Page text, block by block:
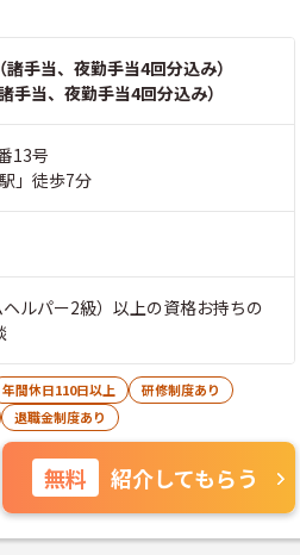
諸手当、夜勤手当4回分込み）
手当、夜勤手当4回分込み）
13号
」徒歩7分
ルパー2級）以上の資格お持ちの
年間休日110日以上
研修制度あり
退職金制度あり
無料 紹介してもらう